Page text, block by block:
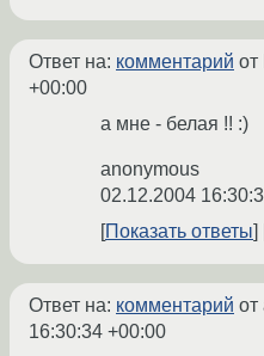
Ответ на: комментарий от
+00:00
а мне - белая !! :)
anonymous
02.12.2004
Показать ответы
Ответ на: комментарий от
16:30:34 +00:00